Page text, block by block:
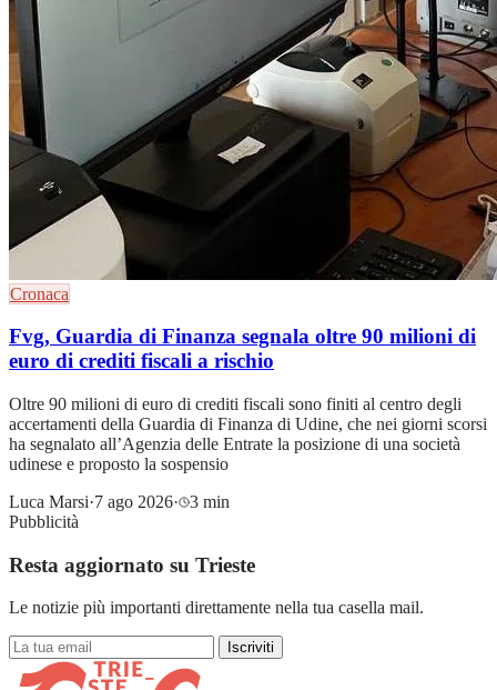
Cronaca
Fvg, Guardia di Finanza segnala oltre 90 milioni di
euro di crediti fiscali a rischio
Oltre 90 milioni di euro di crediti fiscali sono finiti al centro degli
accertamenti della Guardia di Finanza di Udine, che nei giorni scorsi
ha segnalato all’Agenzia delle Entrate la posizione di una società
udinese e proposto la sospensio
Luca Marsi·7 ago 2026·
3 min
Pubblicità
Resta aggiornato su Trieste
Le notizie più importanti direttamente nella tua casella mail.
Iscriviti